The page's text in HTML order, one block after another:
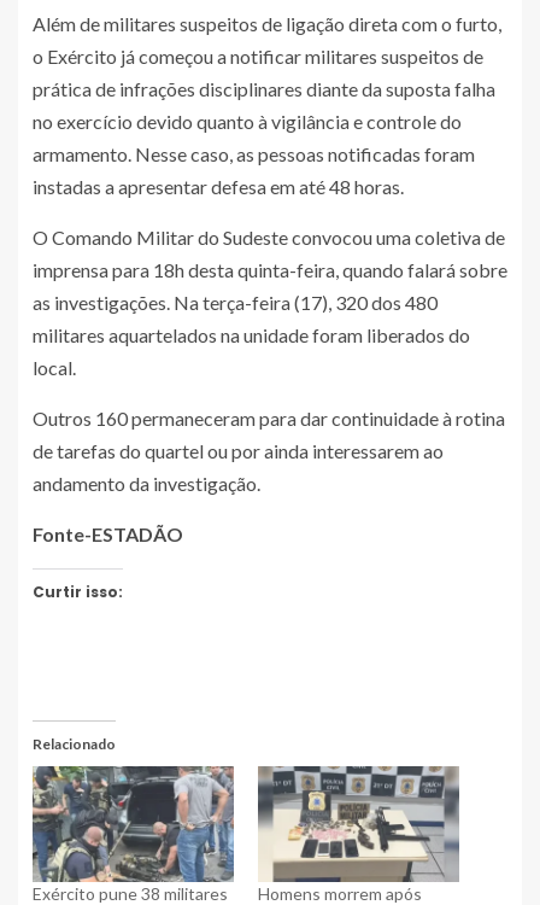
Além de militares suspeitos de ligação direta com o furto,
o Exército já começou a notificar militares suspeitos de
prática de infrações disciplinares diante da suposta falha
no exercício devido quanto à vigilância e controle do
armamento. Nesse caso, as pessoas notificadas foram
instadas a apresentar defesa em até 48 horas.
O Comando Militar do Sudeste convocou uma coletiva de
imprensa para 18h desta quinta-feira, quando falará sobre
as investigações. Na terça-feira (17), 320 dos 480
militares aquartelados na unidade foram liberados do
local.
Outros 160 permaneceram para dar continuidade à rotina
de tarefas do quartel ou por ainda interessarem ao
andamento da investigação.
Fonte-ESTADÃO
Curtir isso:
Relacionado
Exército pune 38 militares
Homens morrem após